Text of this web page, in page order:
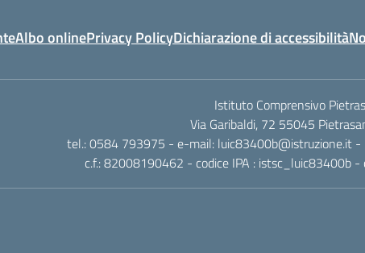
Albo onlinePrivacy PolicyDichiarazione di accessibilità
Istituto Comprensivo
Via Garibaldi, 72 55045
tel.: 0584 793975 - e-mail: luic83400b@istruzione.it -
c.f.: 82008190462 - codice IPA : istsc_luic83400b -